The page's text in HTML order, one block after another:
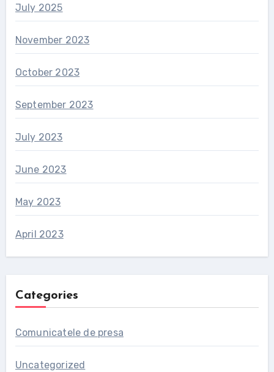
July 2025
November 2023
October 2023
September 2023
July 2023
June 2023
May 2023
April 2023
Categories
Comunicatele de presa
Uncategorized